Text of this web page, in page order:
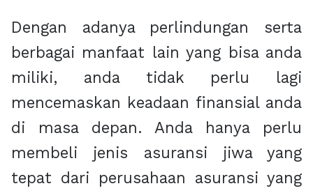
Dengan adanya perlindungan serta
berbagai manfaat lain yang bisa anda
miliki, anda tidak perlu lagi
mencemaskan keadaan finansial anda
di masa depan. Anda hanya perlu
membeli jenis asuransi jiwa yang
tepat dari perusahaan asuransi yang